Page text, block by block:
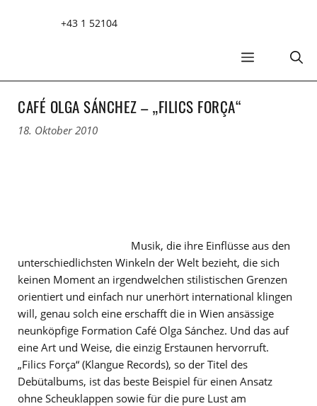
+43 1 52104
MENÜ
CAFÉ OLGA SÁNCHEZ – „FILICS FORÇA“
18. Oktober 2010
Musik, die ihre Einflüsse aus den
unterschiedlichsten Winkeln der Welt bezieht, die sich
keinen Moment an irgendwelchen stilistischen Grenzen
orientiert und einfach nur unerhört international klingen
will, genau solch eine erschafft die in Wien ansässige
neunköpfige Formation Café Olga Sánchez. Und das auf
eine Art und Weise, die einzig Erstaunen hervorruft.
„Filics Força“ (Klangue Records), so der Titel des
Debütalbums, ist das beste Beispiel für einen Ansatz
ohne Scheuklappen sowie für die pure Lust am